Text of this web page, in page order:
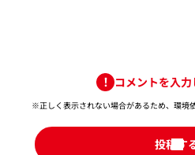
コメントを入
※正しく表示されない場合があるため、環境
投稿す